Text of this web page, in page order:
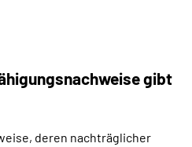
gibt
deren nachträglicher